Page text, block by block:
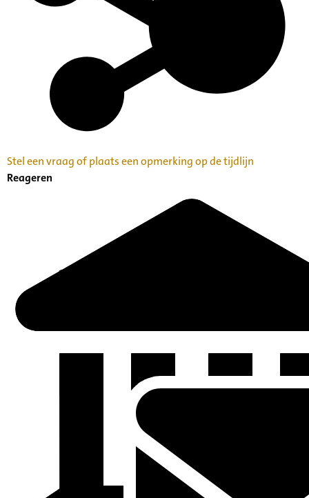
Stel een vraag of plaats een opmerking op de tijdlijn
Reageren